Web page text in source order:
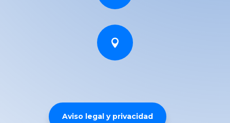

Aviso legal y privacidad